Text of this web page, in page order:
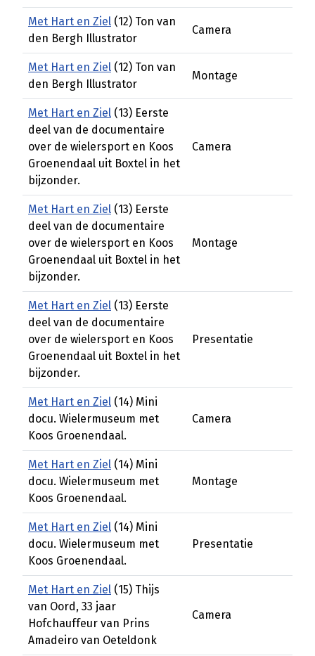
Met Hart en Ziel (12) Ton van
den Bergh Illustrator
Camera
Met Hart en Ziel (12) Ton van
den Bergh Illustrator
Montage
Met Hart en Ziel (13) Eerste
deel van de documentaire
over de wielersport en Koos
Groenendaal uit Boxtel in het
bijzonder.
Camera
Met Hart en Ziel (13) Eerste
deel van de documentaire
over de wielersport en Koos
Groenendaal uit Boxtel in het
bijzonder.
Montage
Met Hart en Ziel (13) Eerste
deel van de documentaire
over de wielersport en Koos
Groenendaal uit Boxtel in het
bijzonder.
Presentatie
Met Hart en Ziel (14) Mini
docu. Wielermuseum met
Koos Groenendaal.
Camera
Met Hart en Ziel (14) Mini
docu. Wielermuseum met
Koos Groenendaal.
Montage
Met Hart en Ziel (14) Mini
docu. Wielermuseum met
Koos Groenendaal.
Presentatie
Met Hart en Ziel (15) Thijs
van Oord, 33 jaar
Hofchauffeur van Prins
Amadeiro van Oeteldonk
Camera